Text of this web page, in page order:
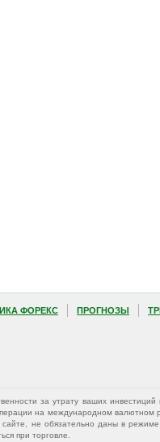
ФОРЕКС ПРОГНОЗЫ
за утрату ваших
на международном валютном
не обязательно даны в
при торговле.